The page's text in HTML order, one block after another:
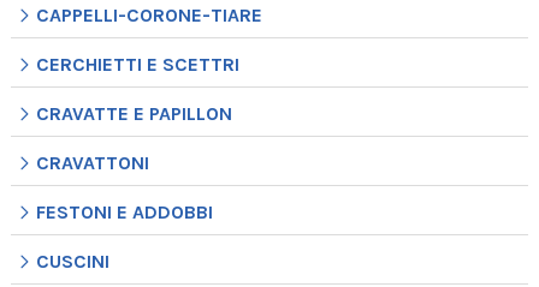
CAPPELLI-CORONE-TIARE
CERCHIETTI E SCETTRI
CRAVATTE E PAPILLON
CRAVATTONI
FESTONI E ADDOBBI
CUSCINI